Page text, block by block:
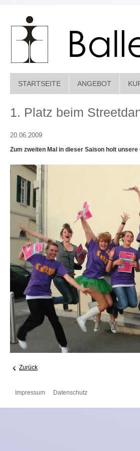
STARTSEITE ANGEBOT
1. Platz beim
20.06.2009
Zum zweiten Mal in dieser Saison holt
Zurück
Impressum Datenschutz